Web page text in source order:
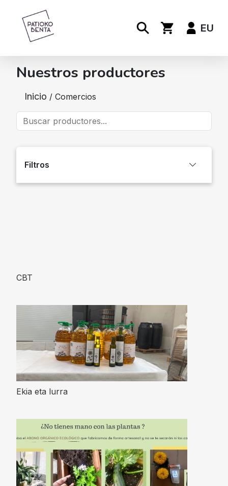
EU
Nuestros productores
Inicio / Comercios
Filtros
CBT
Ekia eta lurra